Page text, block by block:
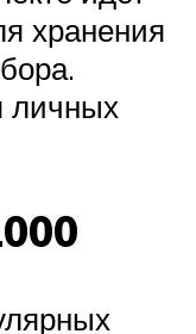
хранения
личных